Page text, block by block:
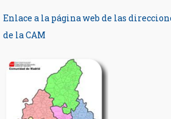
Enlace a la página web de las
de la CAM